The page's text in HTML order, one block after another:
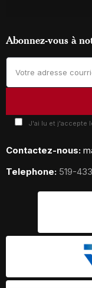
Abonnez-vous à
J'ai lu et j'accepte
Contactez-nous:
Telephone: 519-